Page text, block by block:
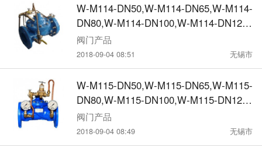
W-M114-DN50,W-M114-DN65,W-M114-
DN80,W-M114-DN100,W-M114-DN125,
水力控制阀
阀门产品
2018-09-04 08:51 无锡市
W-M115-DN50,W-M115-DN65,W-M115-
DN80,W-M115-DN100,W-M115-DN125,
水力控制阀
阀门产品
2018-09-04 08:49 无锡市